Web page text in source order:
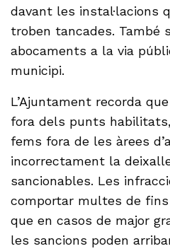
davant les instal·lacions
troben tancades. També
abocaments a la via
municipi.
L’Ajuntament recorda
fora dels punts
fems fora de les àrees
incorrectament la
sancionables. Les
comportar multes de
que en casos de major
les sancions poden